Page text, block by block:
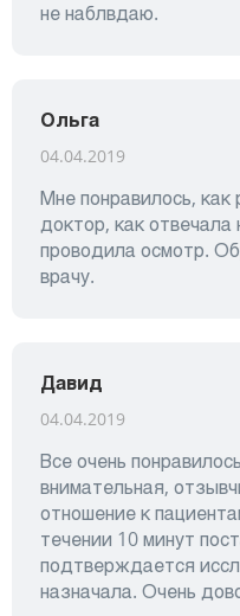
не наблвдаю.
Ольга
04.04.2019
Мне понравилось, как
доктор, как отвечала
проводила осмотр.
врачу.
Давид
04.04.2019
Все очень
внимательная,
отношение к
течении 10 минут
подтверждается
назначала. Очень